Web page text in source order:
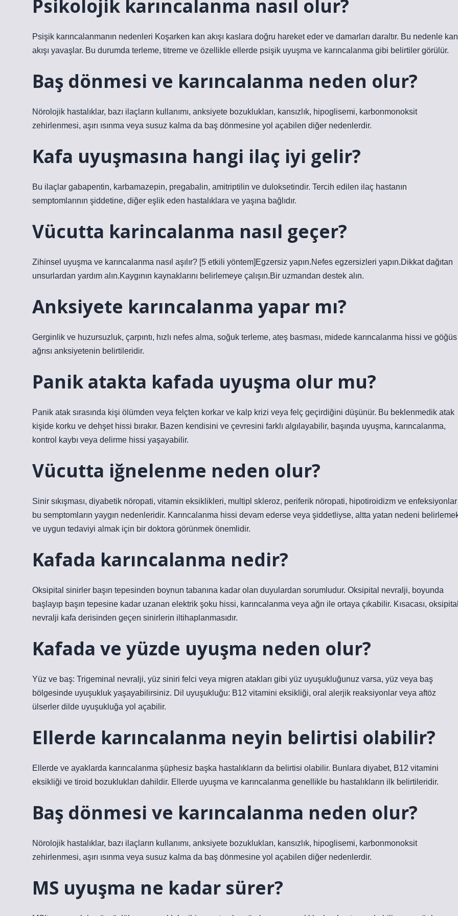
Psikolojik karıncalanma nasıl olur?
Psişik karıncalanmanın nedenleri Koşarken kan akışı kaslara doğru hareket eder ve damarları daraltır. Bu nedenle kan
akışı yavaşlar. Bu durumda terleme, titreme ve özellikle ellerde psişik uyuşma ve karıncalanma gibi belirtiler görülür.
Baş dönmesi ve karıncalanma neden olur?
Nörolojik hastalıklar, bazı ilaçların kullanımı, anksiyete bozuklukları, kansızlık, hipoglisemi, karbonmonoksit
zehirlenmesi, aşırı ısınma veya susuz kalma da baş dönmesine yol açabilen diğer nedenlerdir.
Kafa uyuşmasına hangi ilaç iyi gelir?
Bu ilaçlar gabapentin, karbamazepin, pregabalin, amitriptilin ve duloksetindir. Tercih edilen ilaç hastanın
semptomlarının şiddetine, diğer eşlik eden hastalıklara ve yaşına bağlıdır.
Vücutta karincalanma nasıl geçer?
Zihinsel uyuşma ve karıncalanma nasıl aşılır? [5 etkili yöntem]Egzersiz yapın.Nefes egzersizleri yapın.Dikkat dağıtan
unsurlardan yardım alın.Kaygının kaynaklarını belirlemeye çalışın.Bir uzmandan destek alın.
Anksiyete karıncalanma yapar mı?
Gerginlik ve huzursuzluk, çarpıntı, hızlı nefes alma, soğuk terleme, ateş basması, midede karıncalanma hissi ve göğüs
ağrısı anksiyetenin belirtileridir.
Panik atakta kafada uyuşma olur mu?
Panik atak sırasında kişi ölümden veya felçten korkar ve kalp krizi veya felç geçirdiğini düşünür. Bu beklenmedik atak
kişide korku ve dehşet hissi bırakır. Bazen kendisini ve çevresini farklı algılayabilir, başında uyuşma, karıncalanma,
kontrol kaybı veya delirme hissi yaşayabilir.
Vücutta iğnelenme neden olur?
Sinir sıkışması, diyabetik nöropati, vitamin eksiklikleri, multipl skleroz, periferik nöropati, hipotiroidizm ve enfeksiyonlar
bu semptomların yaygın nedenleridir. Karıncalanma hissi devam ederse veya şiddetliyse, altta yatan nedeni
ve uygun tedaviyi almak için bir doktora görünmek önemlidir.
Kafada karıncalanma nedir?
Oksipital sinirler başın tepesinden boynun tabanına kadar olan duyulardan sorumludur. Oksipital nevralji, boyunda
başlayıp başın tepesine kadar uzanan elektrik şoku hissi, karıncalanma veya ağrı ile ortaya çıkabilir. Kısacası,
nevralji kafa derisinden geçen sinirlerin iltihaplanmasıdır.
Kafada ve yüzde uyuşma neden olur?
Yüz ve baş: Trigeminal nevralji, yüz siniri felci veya migren atakları gibi yüz uyuşukluğunuz varsa, yüz veya baş
bölgesinde uyuşukluk yaşayabilirsiniz. Dil uyuşukluğu: B12 vitamini eksikliği, oral alerjik reaksiyonlar veya aftöz
ülserler dilde uyuşukluğa yol açabilir.
Ellerde karıncalanma neyin belirtisi olabilir?
Ellerde ve ayaklarda karıncalanma şüphesiz başka hastalıkların da belirtisi olabilir. Bunlara diyabet, B12 vitamini
eksikliği ve tiroid bozuklukları dahildir. Ellerde uyuşma ve karıncalanma genellikle bu hastalıkların ilk belirtileridir.
Baş dönmesi ve karıncalanma neden olur?
Nörolojik hastalıklar, bazı ilaçların kullanımı, anksiyete bozuklukları, kansızlık, hipoglisemi, karbonmonoksit
zehirlenmesi, aşırı ısınma veya susuz kalma da baş dönmesine yol açabilen diğer nedenlerdir.
MS uyuşma ne kadar sürer?